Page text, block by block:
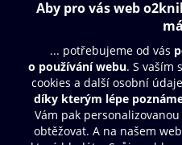
Obsah ke stažení
Moje O2 Knihovna
Další zábava